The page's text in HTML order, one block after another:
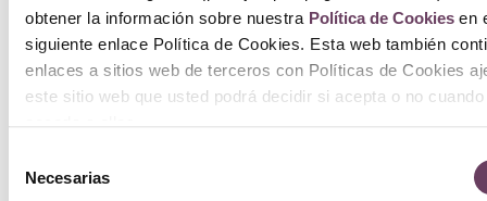
obtener la información sobre nuestra Política de Cookiesen
siguiente enlace Política de Cookies. Esta web también
enlaces a sitios web de terceros con Políticas de Cookies
este sitio web que usted podrá decidir si acepta o no cuando
Necesarias